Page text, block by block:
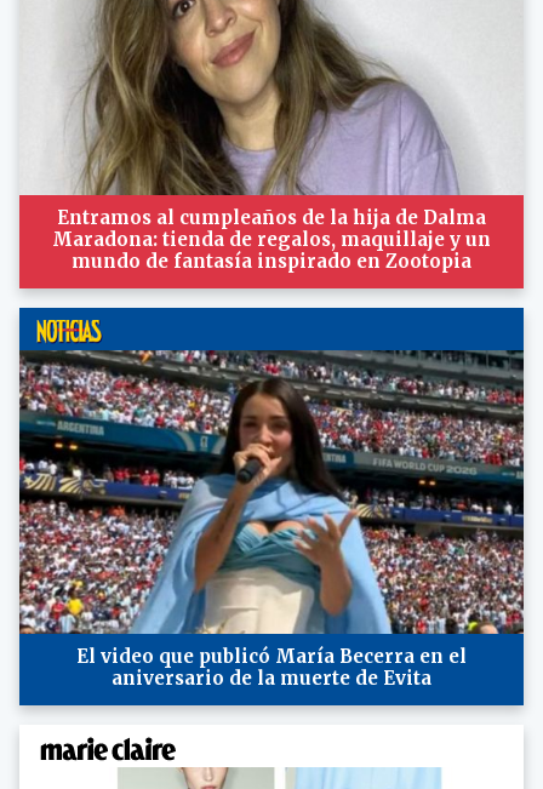
Entramos al cumpleaños de la hija de Dalma
Maradona: tienda de regalos, maquillaje y un
mundo de fantasía inspirado en Zootopia
El video que publicó María Becerra en el
aniversario de la muerte de Evita